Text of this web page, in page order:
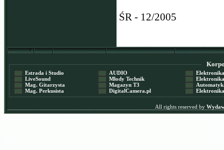
ŚR - 12/2005
Estrada i Studio
LiveSound
Mag. Gitarzysta
Mag. Perkusista
AUDIO
Młody Technik
Magazyn T3
DigitalCamera.pl
Elektronika
Elektronika
Automatyka
Elektronika
All rights reserved by